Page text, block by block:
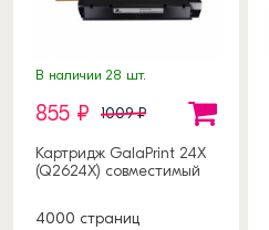
В наличии 28 шт.
855 ₽ 1009 ₽
Картридж GalaPrint 24X
(Q2624X) совместимый
4000 страниц